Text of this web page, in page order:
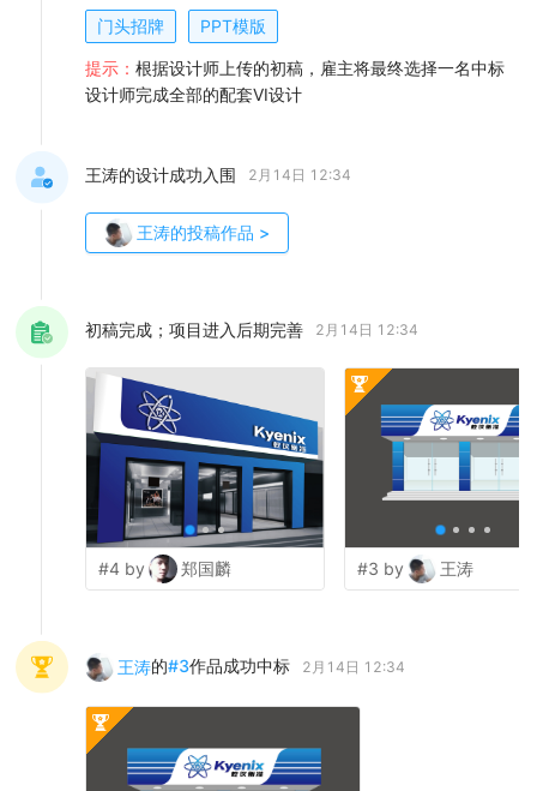
门头招牌 PPT模版
提示： 根据设计师上传的初稿，雇主将最终选择一名中标
设计师完成全部的配套VI设计
王涛的设计成功入围 2月14日 12:34
王涛的投稿作品 >
初稿完成；项目进入后期完善 2月14日 12:34
#4 by 郑国麟 #3 by 王涛
王涛的#3作品成功中标 2月14日 12:34